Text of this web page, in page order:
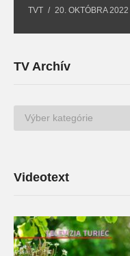
TVT 20. OKTÓBRA 2022
TV Archív
TV
Archív
Videotext